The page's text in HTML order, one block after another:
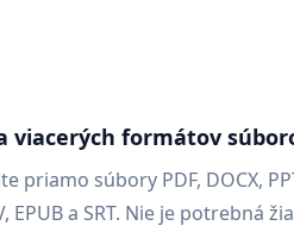
viacerých formátov
priamo súbory PDF, DOCX,
EPUB a SRT. Nie je potrebná